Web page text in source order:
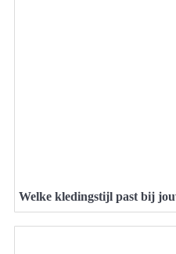
Welke kledingstijl past bij